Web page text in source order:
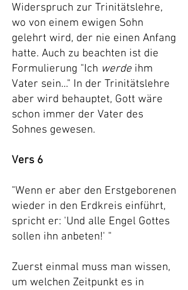
Widerspruch zur Trinitätslehre,
wo von einem ewigen Sohn
gelehrt wird, der nie einen Anfang
hatte. Auch zu beachten ist die
Formulierung "Ich werde ihm
Vater sein..." In der Trinitätslehre
aber wird behauptet, Gott wäre
schon immer der Vater des
Sohnes gewesen.
Vers 6
"Wenn er aber den Erstgeborenen
wieder in den Erdkreis einführt,
spricht er: 'Und alle Engel Gottes
sollen ihn anbeten!' "
Zuerst einmal muss man wissen,
um welchen Zeitpunkt es in